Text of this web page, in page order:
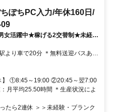
ぽちPC入力/年休160日/
女活躍中★稼げる2交替制★未経
も★履歴書不要★
】 ①8:45～19:00 ②20:45～翌7:00
月平均25.50時間 ＊生産状況によ
たら2連休 ＞＞未経験・ブランク